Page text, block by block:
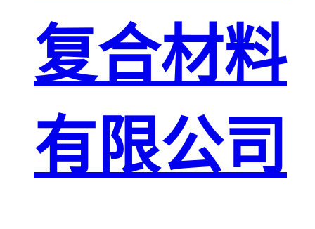
复合材料
有限公司